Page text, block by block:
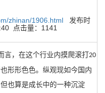
zhinan/1906.html 发布时
点击量：1141
言，在这个行业内摸爬滚打 20
形形色色。纵观现如今国内
也算是成长中的一种沉淀